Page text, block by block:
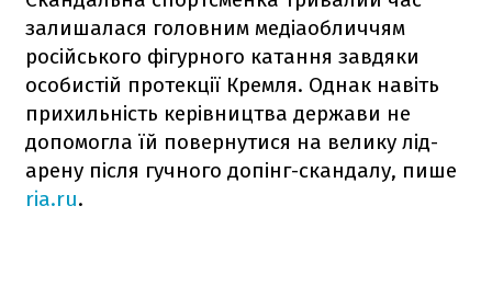
залишалася головним медіаобличчям
російського фігурного катання завдяки
особистій протекції Кремля. Однак навіть
прихильність керівництва держави не
допомогла їй повернутися на велику лід-
арену після гучного допінг-скандалу, пише
ria.ru.